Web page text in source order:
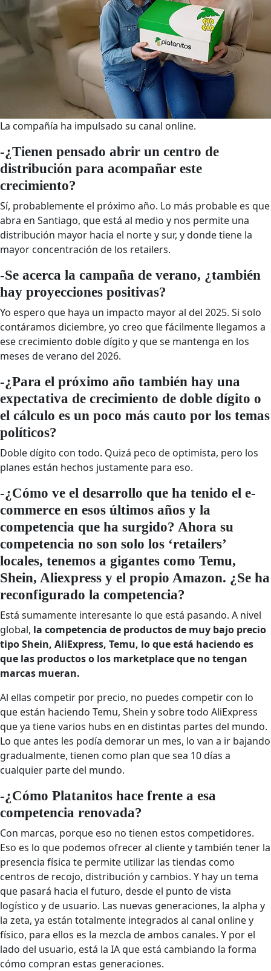
La compañía ha impulsado su canal online.
-¿Tienen pensado abrir un centro de
distribución para acompañar este
crecimiento?
Sí, probablemente el próximo año. Lo más probable es que
abra en Santiago, que está al medio y nos permite una
distribución mayor hacia el norte y sur, y donde tiene la
mayor concentración de los retailers.
-Se acerca la campaña de verano, ¿también
hay proyecciones positivas?
Yo espero que haya un impacto mayor al del 2025. Si solo
contáramos diciembre, yo creo que fácilmente llegamos a
ese crecimiento doble dígito y que se mantenga en los
meses de verano del 2026.
-¿Para el próximo año también hay una
expectativa de crecimiento de doble dígito o
el cálculo es un poco más cauto por los temas
políticos?
Doble dígito con todo. Quizá peco de optimista, pero los
planes están hechos justamente para eso.
-¿Cómo ve el desarrollo que ha tenido el e-
commerce en esos últimos años y la
competencia que ha surgido? Ahora su
competencia no son solo los ‘retailers’
locales, tenemos a gigantes como Temu,
Shein, Aliexpress y el propio Amazon. ¿Se ha
reconfigurado la competencia?
Está sumamente interesante lo que está pasando. A nivel
global, la competencia de productos de muy bajo precio
tipo Shein, AliExpress, Temu, lo que está haciendo es
que las productos o los marketplace que no tengan
marcas mueran.
Al ellas competir por precio, no puedes competir con lo
que están haciendo Temu, Shein y sobre todo AliExpress
que ya tiene varios hubs en en distintas partes del mundo.
Lo que antes les podía demorar un mes, lo van a ir bajando
gradualmente, tienen como plan que sea 10 días a
cualquier parte del mundo.
-¿Cómo Platanitos hace frente a esa
competencia renovada?
Con marcas, porque eso no tienen estos competidores.
Eso es lo que podemos ofrecer al cliente y también tener la
presencia física te permite utilizar las tiendas como
centros de recojo, distribución y cambios. Y hay un tema
que pasará hacia el futuro, desde el punto de vista
logístico y de usuario. Las nuevas generaciones, la alpha y
la zeta, ya están totalmente integrados al canal online y
físico, para ellos es la mezcla de ambos canales. Y por el
lado del usuario, está la IA que está cambiando la forma
cómo compran estas generaciones.